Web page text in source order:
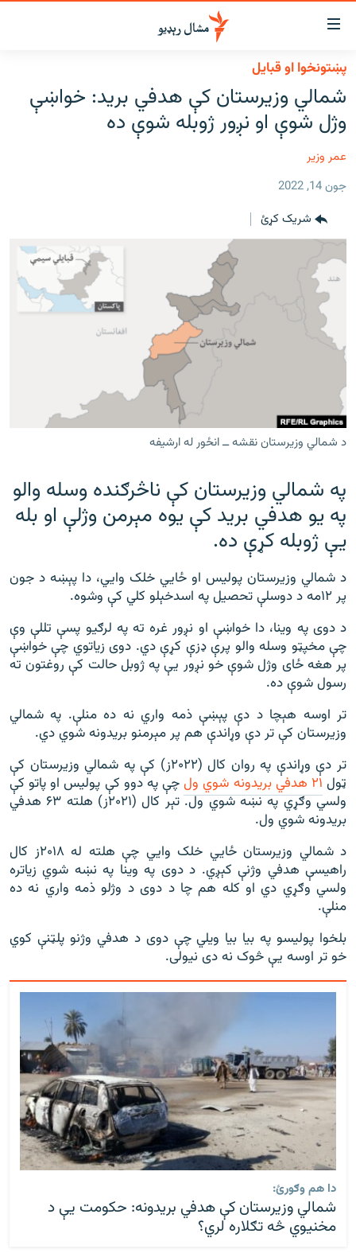
د
لاسرسي
ځای
عمومي
پاڼې
موضوع
ته
شئ
عمومي
ته
ورشئ
کور
لنډ خبرونه
پښتونخوا او قبایل
بلوچستان
پاکستان
افغانستان
نړۍ
ځانګړې مرکې، شننې
انځور او ویډیو
اوونیزې خپرونې
Gandhara
موږ وڅارئ
د ازادې اروپا راډیو ټولې ووبپاڼې
پښتونخوا او قبایل
شمالي وزيرستان کې هدفي بريد: خواښې
وژل شوې او نږور ژوبله شوې ده
عمر وزیر
جون 14, 2022
شریک کړئ
د شمالي وزيرستان نقشه ــ انځور له ارشيفه
په شمالي وزیرستان کې ناڅرګنده وسله والو
په یو هدفي برید کې یوه مېرمن وژلې او بله
یې ژوبله کړې ده.
د شمالي وزیرستان پولیس او ځايي خلک وايي، دا پېښه د جون
پر ۱۲مه د دوسلې تحصیل په اسدخېلو کلي کې وشوه.
د دوی په وینا، دا خواښې او نږور غره ته په لرګیو پسې تللې وې
چې مخپټو وسله والو پرې ډزې کړې دي. دوی زياتوي چې خواښې
پر هغه ځای وژل شوې خو نږور يې په ژوبل حالت کې روغتون ته
رسول شوې ده.
تر اوسه هېچا د دې پېښې ذمه واري نه ده منلې. په شمالي
وزیرستان کې تر دې وړاندې هم پر مېرمنو بریدونه شوي دي.
تر دې وړاندې په روان کال (۲۰۲۲ز) کې په شمالي وزیرستان کې
ټول ۲۱ هدفي بريدونه شوي ول
چې په دوو کې پوليس او پاتو کې
ولسي وګړي په نښه شوي ول. تېر کال (۲۰۲۱ز) هلته ۶۳ هدفي
بریدونه شوي ول.
د شمالي وزيرستان ځايي خلک وايي چې هلته له ۲۰۱۸ز کال
راهيسې هدفي وژنې کېږي. د دوی په وينا په نښه شوي زیاتره
ولسي وګړي دي او کله هم چا د دوی د وژلو ذمه واري نه ده
منلې.
بلخوا پولیسو په بيا بيا ويلي چې دوی د هدفي وژنو پلټنې کوي
خو تر اوسه یې څوک نه دی نيولی.
دا هم وګورئ:
شمالي وزيرستان کې هدفي بريدونه: حکومت يې د
مخنيوي څه تګلاره لري؟